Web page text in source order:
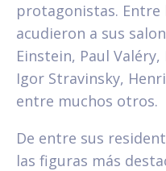
protagonistas. Entre
acudieron a sus
Einstein, Paul
Igor Stravinsky,
entre muchos otros.
De entre sus
las figuras más